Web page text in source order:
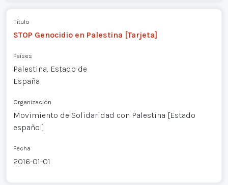
Título
STOP Genocidio en Palestina [Tarjeta]
Países
Palestina, Estado de
España
Organización
Movimiento de Solidaridad con Palestina [Estado
español]
Fecha
2016-01-01